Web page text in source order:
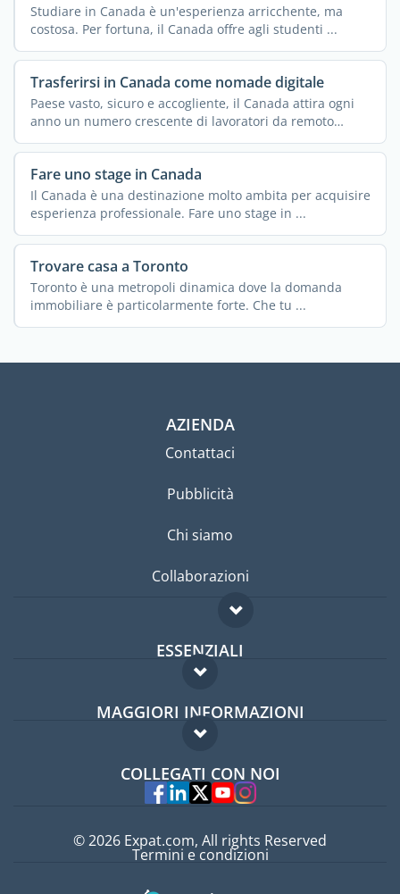
Studiare in Canada è un'esperienza arricchente, ma
costosa. Per fortuna, il Canada offre agli studenti ...
Trasferirsi in Canada come nomade digitale
Paese vasto, sicuro e accogliente, il Canada attira ogni
anno un numero crescente di lavoratori da remoto
grazie ...
Fare uno stage in Canada
Il Canada è una destinazione molto ambita per acquisire
esperienza professionale. Fare uno stage in ...
Trovare casa a Toronto
Toronto è una metropoli dinamica dove la domanda
immobiliare è particolarmente forte. Che tu ...
AZIENDA
Contattaci
Pubblicità
Chi siamo
Collaborazioni
ESSENZIALI
Forum per expat
Guida per expat
MAGGIORI INFORMAZIONI
Domande frequenti
Esperti
COLLEGATI CON NOI
© 2026 Expat.com, All rights Reserved
Termini e condizioni